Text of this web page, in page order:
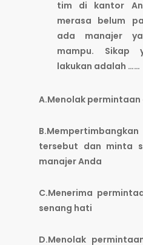
tim di kantor
merasa belum
ada manajer
mampu. Sikap
lakukan adalah ……
A.Menolak
tersebut dan minta
manajer Anda
C.Menerima
senang hati
D.Menolak